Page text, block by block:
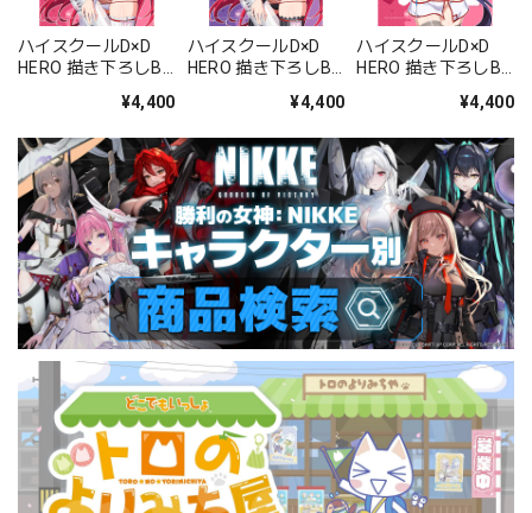
ハイスクールD×D
HERO 描き下ろしB2
ス・グレモリー/白
¥4,400
ハイスクールD×D
HERO 描き下ろしB2
ス・グレモリー/黒
¥4,400
ハイスクールD×D
HERO 描き下ろしB2
朱乃/白ナース)Wス
¥4,400